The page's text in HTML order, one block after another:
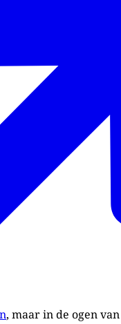
, maar in de ogen